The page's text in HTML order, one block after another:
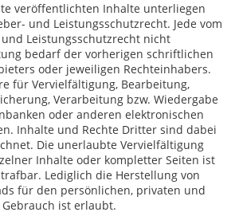
veröffentlichten Inhalte unterliegen
und Leistungsschutzrecht. Jede vom
Leistungsschutzrecht nicht
bedarf der vorherigen schriftlichen
oder jeweiligen Rechteinhabers.
für Vervielfältigung, Bearbeitung,
Verarbeitung bzw. Wiedergabe
oder anderen elektronischen
Inhalte und Rechte Dritter sind dabei
Die unerlaubte Vervielfältigung
Inhalte oder kompletter Seiten ist
Lediglich die Herstellung von
für den persönlichen, privaten und
ist erlaubt.